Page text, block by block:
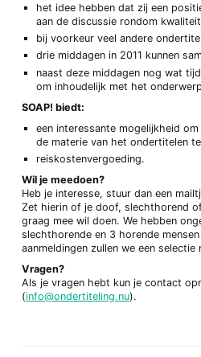
het idee hebben dat zij een
aan de discussie rondom
bij voorkeur veel andere
drie middagen in 2011 kunnen
naast deze middagen nog wat
om inhoudelijk met het
SOAP! biedt:
een interessante mogelijkheid
de materie van het ondertitelen
reiskostenvergoeding.
Wil je meedoen?
Heb je interesse, stuur dan een
Zet hierin of je doof, slechthorend
graag mee wil doen. We hebben
slechthorende en 3 horende
aanmeldingen zullen we een selectie
Vragen?
Als je vragen hebt kun je contact
(info@ondertiteling.nu).